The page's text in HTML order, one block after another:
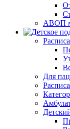
АВОП
Для